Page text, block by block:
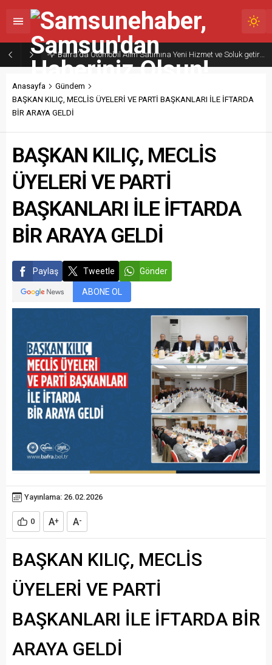
Bafra’da Otomobil Alım Satımına Yeni Hizmet ve Soluk getiriyoruz ; BAFRA OTO PAZARI Hizmete Hazırlanıyor
Anasayfa
Gündem
BAŞKAN KILIÇ, MECLİS ÜYELERİ VE PARTİ BAŞKANLARI İLE İFTARDA
BİR ARAYA GELDİ
BAŞKAN KILIÇ, MECLİS
ÜYELERİ VE PARTİ
BAŞKANLARI İLE İFTARDA
BİR ARAYA GELDİ
Paylaş Tweetle Gönder
ABONE OL
Yayınlama: 26.02.2026
0 A+ A-
BAŞKAN KILIÇ, MECLİS
ÜYELERİ VE PARTİ
BAŞKANLARI İLE İFTARDA BİR
ARAYA GELDİ